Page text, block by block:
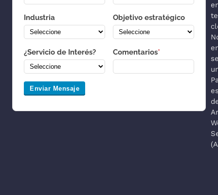
Industria Objetivo estratégico
¿Servicio de Interés? Comentarios*
Enviar Mensaje